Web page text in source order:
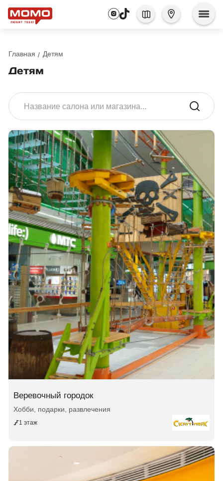
Главная Детям
Детям
Веревочный городок
Хобби, подарки, развлечения
1 этаж